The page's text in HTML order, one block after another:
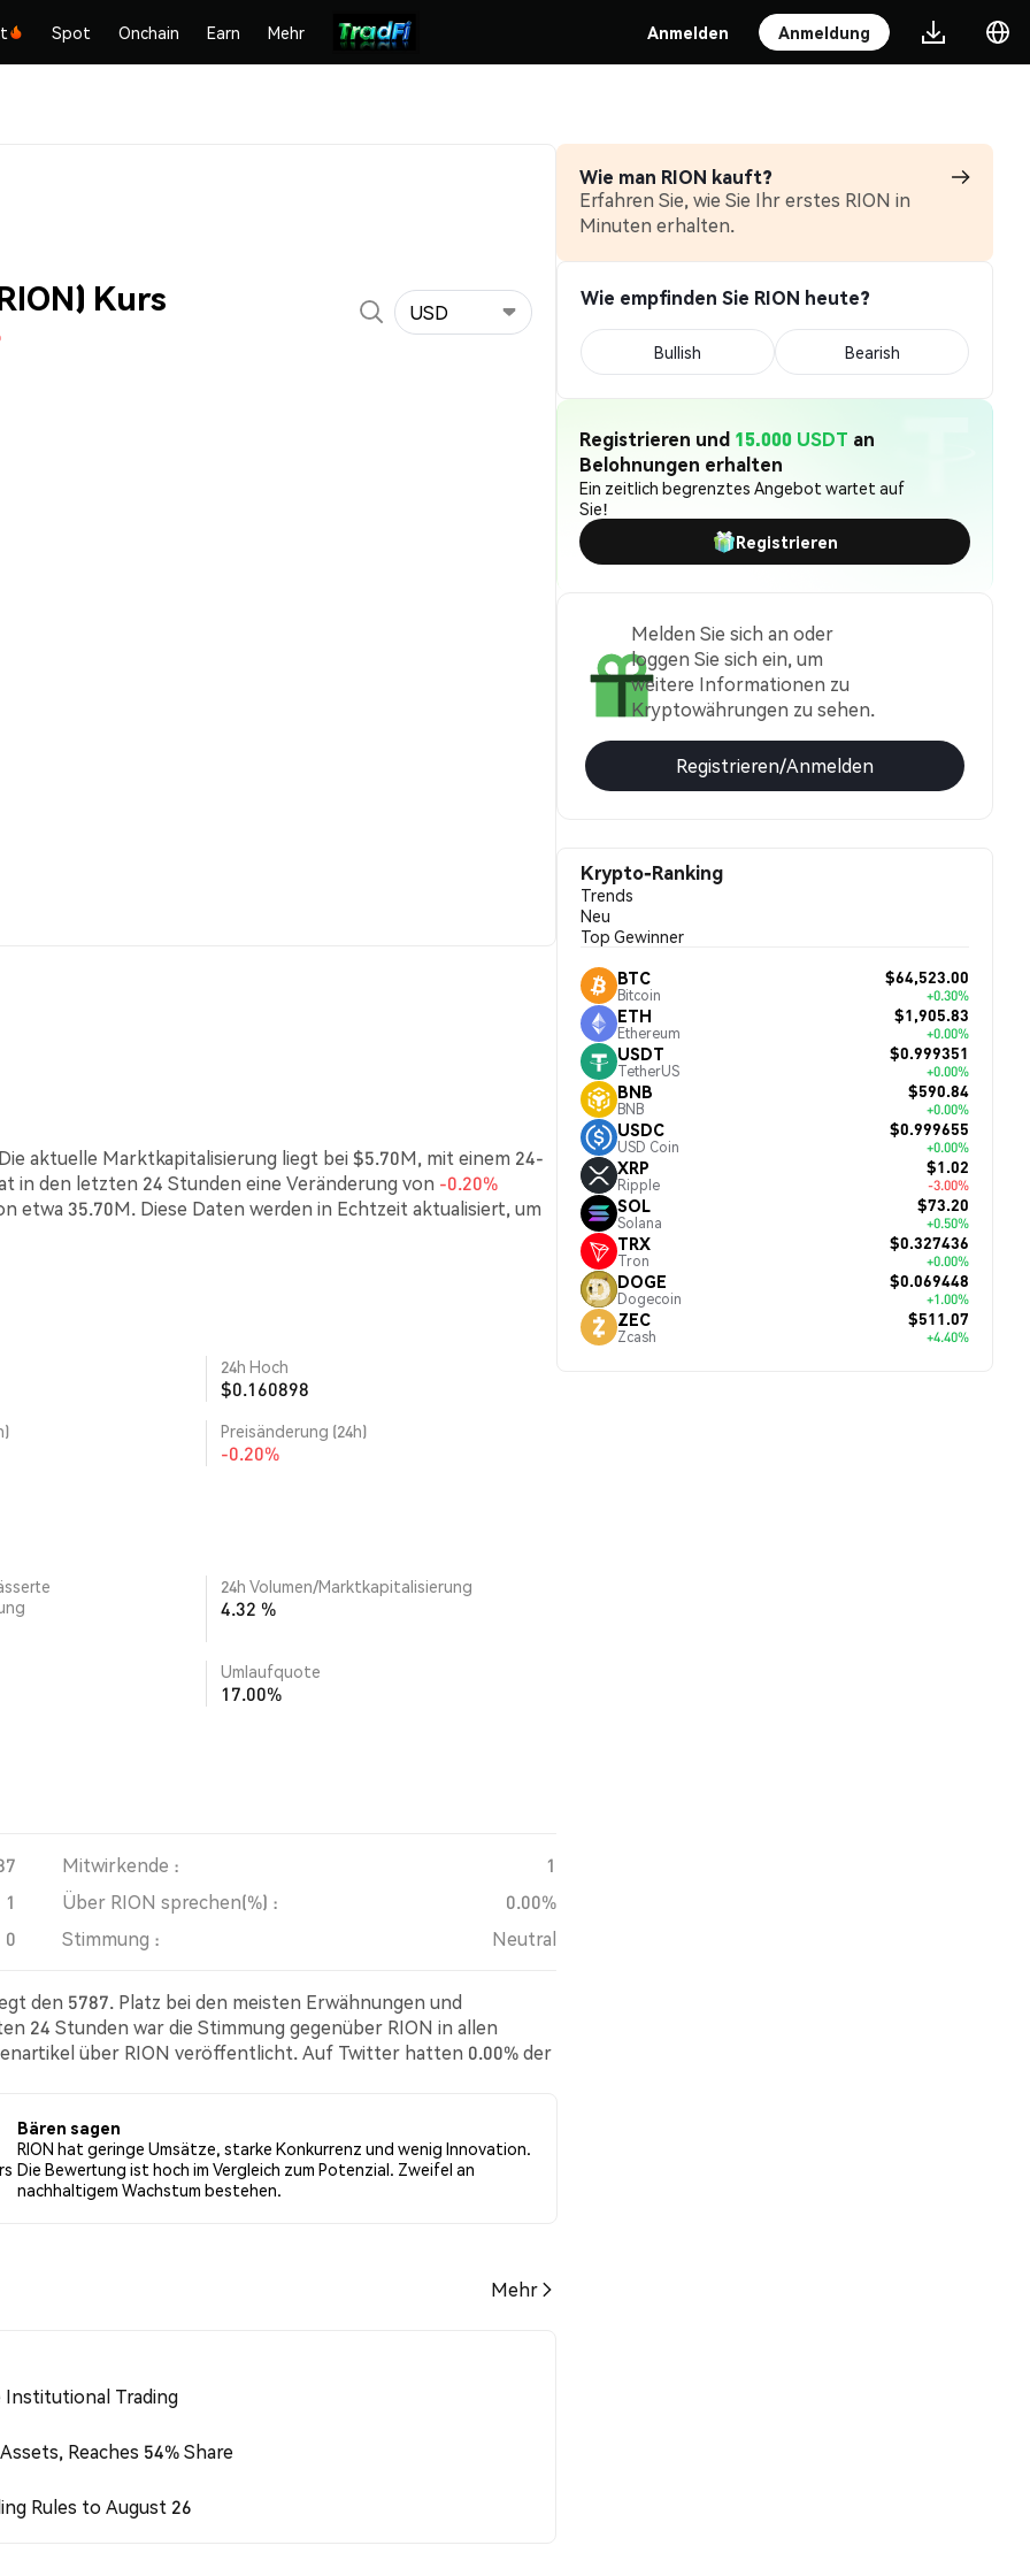
Spot Onchain Earn Mehr Anmelden Anmeldung
Kurs USD
aktuelle Marktkapitalisierung liegt bei $5.70M, mit einem 24-
in den letzten 24 Stunden eine Veränderung von -0.20%
etwa 35.70M. Diese Daten werden in Echtzeit aktualisiert, um
24h Hoch
$0.160898
Preisänderung (24h)
-0.20%
24h Volumen/Marktkapitalisierung
4.32 %
Umlaufquote
17.00%
Mitwirkende :
1
1 Über RION sprechen(%) :
0.00%
0 Stimmung : Neutral
den 5787. Platz bei den meisten Erwähnungen und
24 Stunden war die Stimmung gegenüber RION in allen
über RION veröffentlicht. Auf Twitter hatten 0.00% der
Bären sagen
RION hat geringe Umsätze, starke Konkurrenz und wenig Innovation.
Die Bewertung ist hoch im Vergleich zum Potenzial. Zweifel an
nachhaltigem Wachstum bestehen.
Mehr
Institutional Trading
Reaches 54% Share
Rules to August 26
Wie man RION kauft?
Erfahren Sie, wie Sie Ihr erstes RION in
Minuten erhalten.
Wie empfinden Sie RION heute?
Bullish Bearish
Registrieren und 15.000 USDT an
Belohnungen erhalten
Ein zeitlich begrenztes Angebot wartet auf
Sie!
Registrieren
Melden Sie sich an oder
loggen Sie sich ein, um
weitere Informationen zu
Kryptowährungen zu sehen.
Registrieren/Anmelden
Krypto-Ranking
Trends
Neu
Top Gewinner
BTC
Bitcoin
$64,523.00
+0.30%
ETH
Ethereum
$1,905.83
+0.00%
USDT
TetherUS
$0.999351
+0.00%
BNB
BNB
$590.84
+0.00%
USDC
USD Coin
$0.999655
+0.00%
XRP
Ripple
$1.02
-3.00%
SOL
Solana
$73.20
+0.50%
TRX
Tron
$0.327436
+0.00%
DOGE
Dogecoin
$0.069448
+1.00%
ZEC
Zcash
$511.07
+4.40%